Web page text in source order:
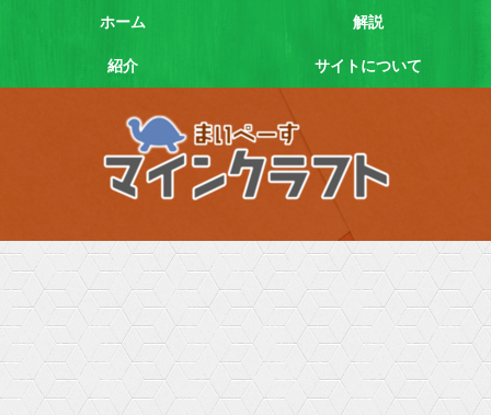
ホーム 解説
紹介 サイトについて